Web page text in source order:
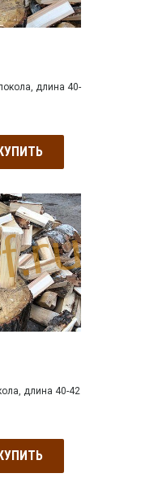
длина 40-
длина 40-42